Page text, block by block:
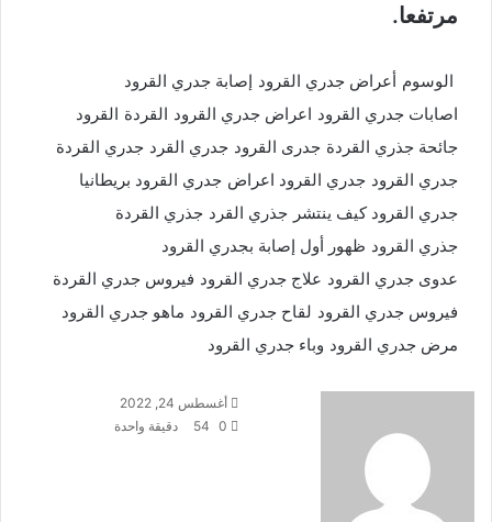
مرتفعا.
الوسوم أعراض جدري القرود إصابة جدري القرود
اصابات جدري القرود اعراض جدري القرود القردة القرود
جائحة جذري القردة جدرى القرود جدري القرد جدري القردة
جدري القرود جدري القرود اعراض جدري القرود بريطانيا
جدري القرود كيف ينتشر جذري القرد جذري القردة
جذري القرود ظهور أول إصابة بجدري القرود
عدوى جدري القرود علاج جدري القرود فيروس جدري القردة
فيروس جدري القرود لقاح جدري القرود ماهو جدري القرود
مرض جدري القرود وباء جدري القرود
أرسل
بريدا
أغسطس 24, 2022
0
54 دقيقة واحدة